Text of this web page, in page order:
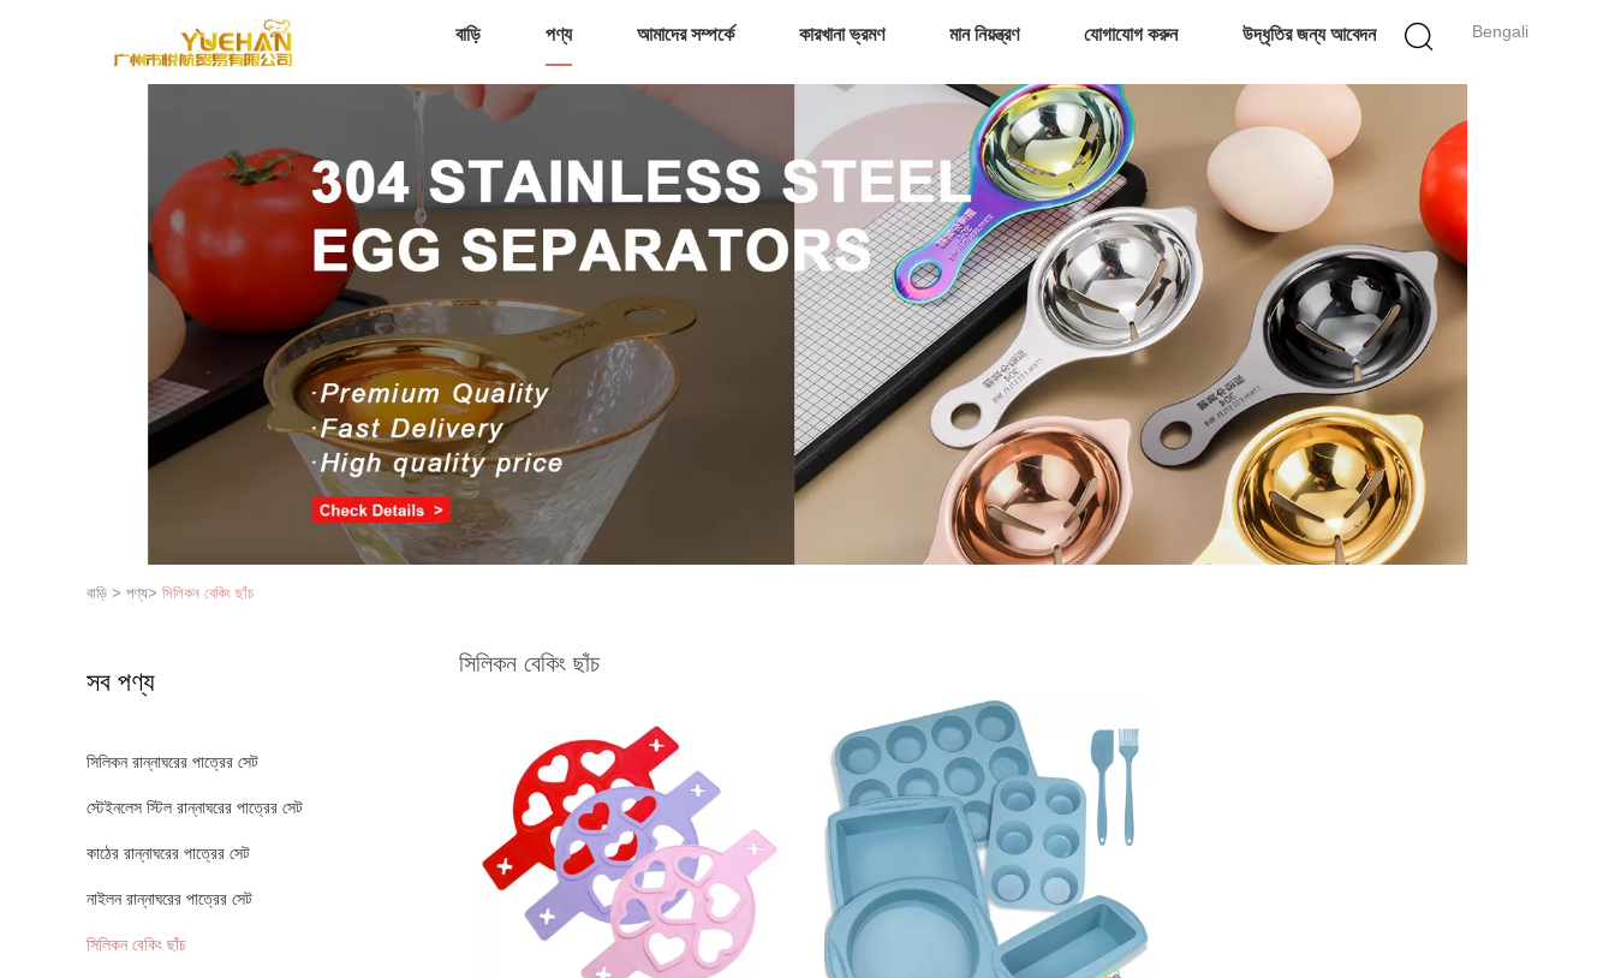
Bengali
বাড়ি পণ্য আমাদের সম্পর্কে কারখানা ভ্রমণ মান নিয়ন্ত্রণ যোগাযোগ করুন উদ্ধৃতির জন্য আবেদন
বাড়ি > পণ্য> সিলিকন বেকিং ছাঁচ
সব পণ্য
সিলিকন রান্নাঘরের পাত্রের সেট
স্টেইনলেস স্টিল রান্নাঘরের পাত্রের সেট
কাঠের রান্নাঘরের পাত্রের সেট
নাইলন রান্নাঘরের পাত্রের সেট
সিলিকন বেকিং ছাঁচ
সিলিকন বেকিং ছাঁচ